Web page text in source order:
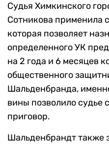
Судья Химкинского
Сотникова применила
которая позволяет
определенного УК
на 2 года и 6 месяцев
общественного
Шальденбранда,
вины позволило судье
приговор.
Шальденбрандт также